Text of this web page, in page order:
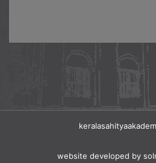
website developed by